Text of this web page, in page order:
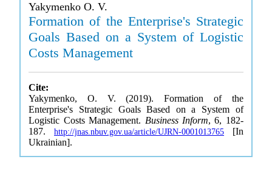
Yakymenko O. V.
Formation of the Enterprise's Strategic
Goals Based on a System of Logistic
Costs Management
Cite:
Yakymenko, O. V. (2019). Formation of the
Enterprise's Strategic Goals Based on a System of
Logistic Costs Management. Business Inform, 6, 182-
187. http://jnas.nbuv.gov.ua/article/UJRN-0001013765 [In
Ukrainian].